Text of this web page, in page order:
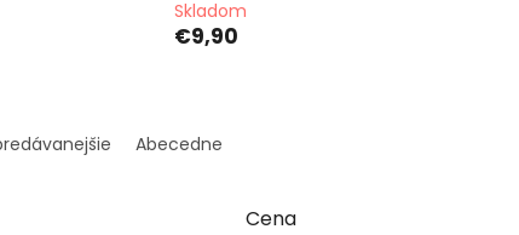
Skladom
€9,90
Abecedne
Cena